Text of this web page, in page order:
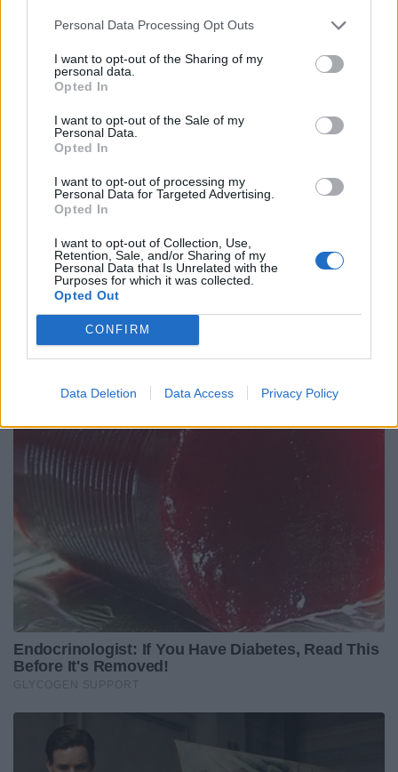
Personal Data Processing Opt Outs
I want to opt-out of the Sharing of my
personal data.
Opted In
I want to opt-out of the Sale of my
Personal Data.
Opted In
I want to opt-out of processing my
Personal Data for Targeted Advertising.
Opted In
I want to opt-out of Collection, Use,
Retention, Sale, and/or Sharing of my
Personal Data that Is Unrelated with the
Purposes for which it was collected.
Opted Out
CONFIRM
Data Deletion Data Access Privacy Policy
5 Leonard Krumov (C)
3 Juan Pitinari
2 Tommaso Di Bartolomeo
1 Muhamed Hasa
A disposizione:
16 Giampietro Ribaldi
17 Paolo Buonfiglio
19 Alessandro Ortombina
20 Matteo Canali
21 Thomas Dominguez
22 Malik Faissal
23 Giovanni Licata